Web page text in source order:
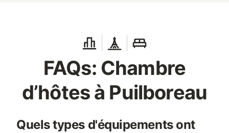
FAQs: Chambre
d’hôtes à Puilboreau
Quels types d'équipements ont